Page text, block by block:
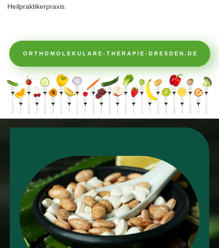
Heilpraktikerpraxis.
ORTHOMOLEKULARE-THERAPIE-DRESDEN.DE